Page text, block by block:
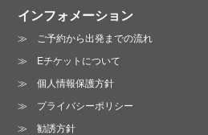
インフォメーション
ご予約から出発までの流れ
Eチケットについて
個人情報保護方針
プライバシーポリシー
勧誘方針